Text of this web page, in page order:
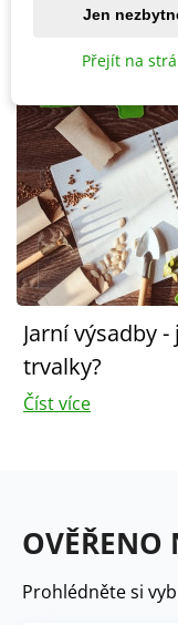
PODOBNÉ ČLÁNKY
Jarní výsadby
trvalky?
Číst více
Prohlédněte si
Jen
Přejít na